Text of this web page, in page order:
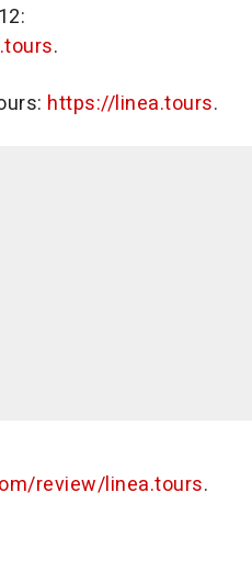
.
https://linea.tours.
review/linea.tours.